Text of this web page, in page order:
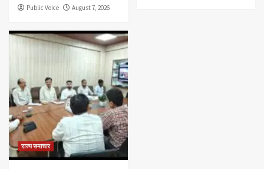
Public Voice August 7, 2026
राज्य समाचार